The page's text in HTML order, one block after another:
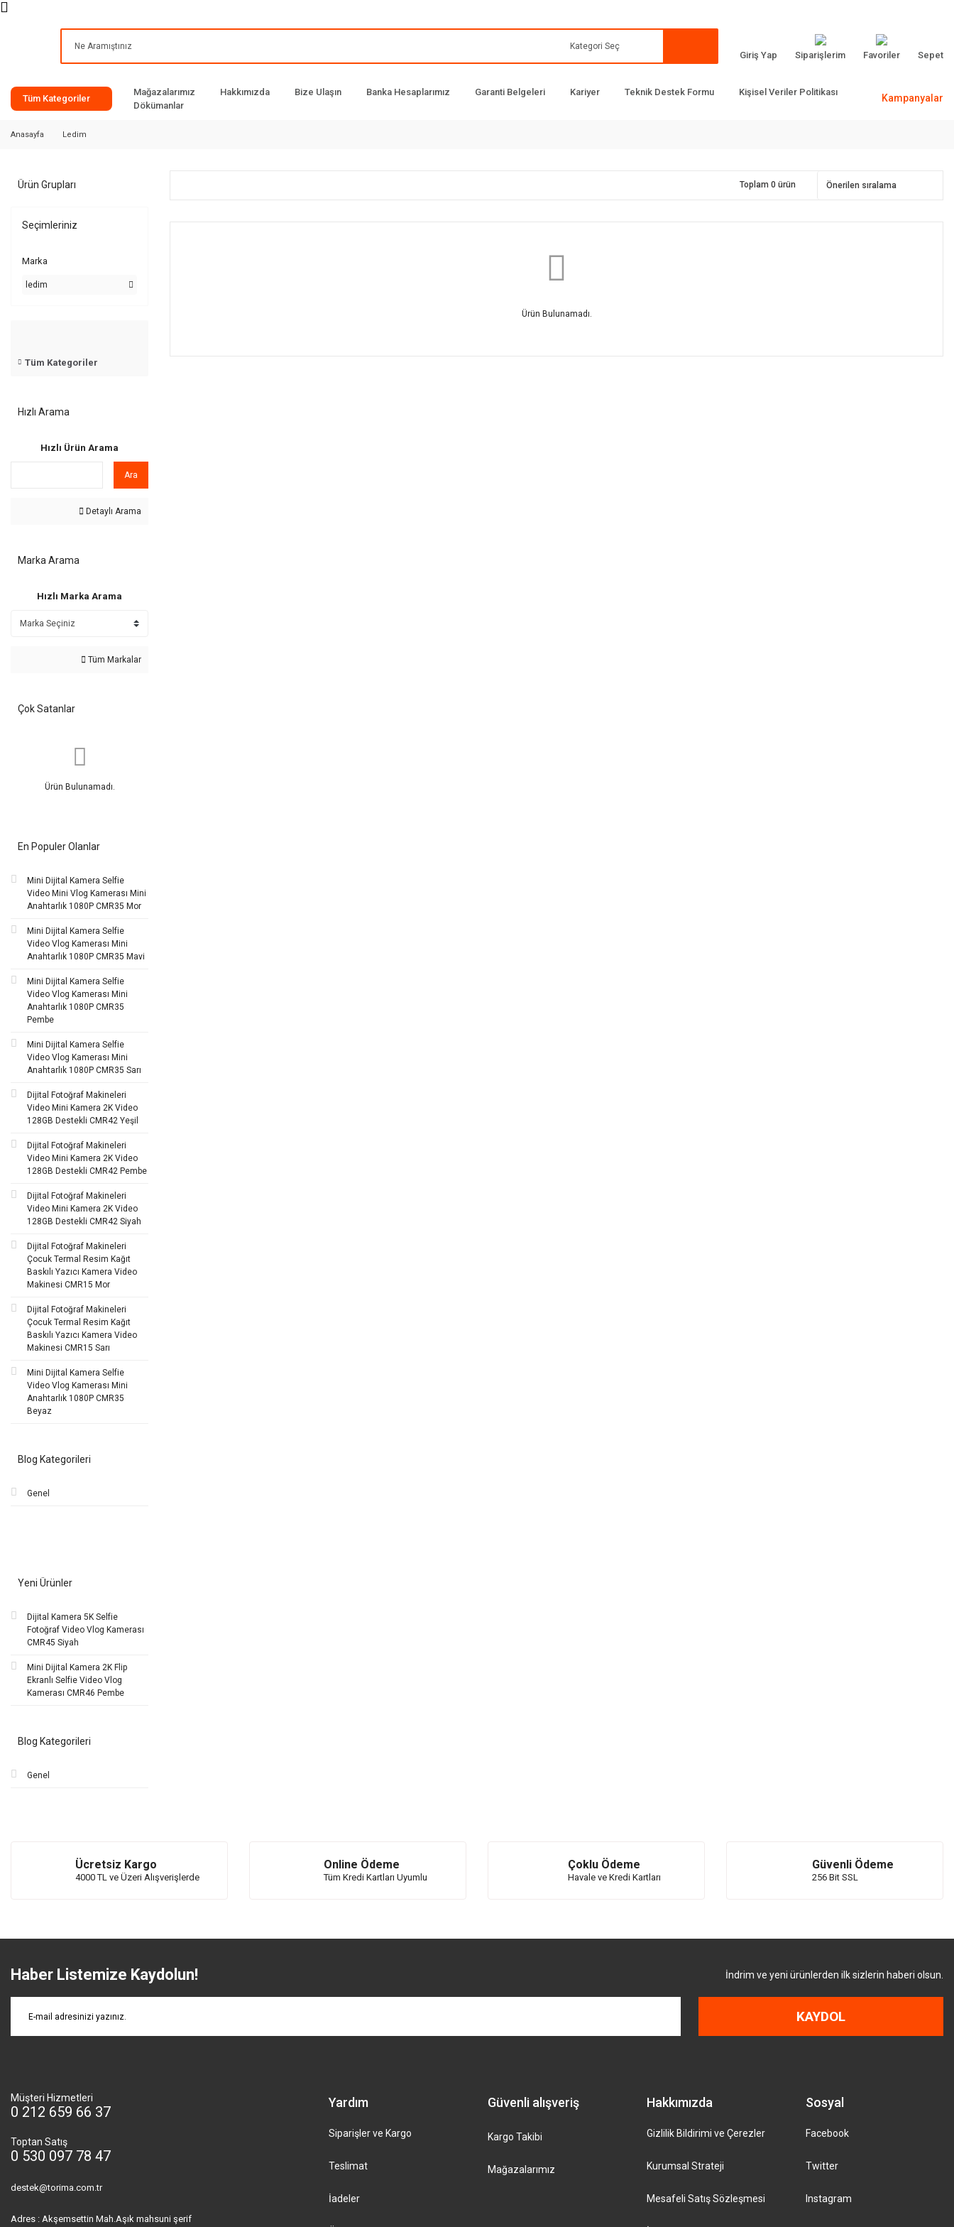
Giriş Yap Siparişlerim Favoriler Sepet
Tüm Kategoriler
Mağazalarımız Hakkımızda Bize Ulaşın Banka Hesaplarımız Garanti Belgeleri Kariyer Teknik Destek Formu
Kişisel Veriler Politikası
Dökümanlar
Kampanyalar
Anasayfa Ledim
Ürün Grupları
Seçimleriniz
Marka
ledim
Tüm Kategoriler
Hızlı Arama
Hızlı Ürün Arama
Ara
Detaylı Arama
Marka Arama
Hızlı Marka Arama
Tüm Markalar
Çok Satanlar
Ürün Bulunamadı.
En Populer Olanlar
Mini Dijital Kamera Selfie
Video Mini Vlog Kamerası Mini
Anahtarlık 1080P CMR35 Mor
Mini Dijital Kamera Selfie
Video Vlog Kamerası Mini
Anahtarlık 1080P CMR35 Mavi
Mini Dijital Kamera Selfie
Video Vlog Kamerası Mini
Anahtarlık 1080P CMR35
Pembe
Mini Dijital Kamera Selfie
Video Vlog Kamerası Mini
Anahtarlık 1080P CMR35 Sarı
Dijital Fotoğraf Makineleri
Video Mini Kamera 2K Video
128GB Destekli CMR42 Yeşil
Dijital Fotoğraf Makineleri
Video Mini Kamera 2K Video
128GB Destekli CMR42 Pembe
Dijital Fotoğraf Makineleri
Video Mini Kamera 2K Video
128GB Destekli CMR42 Siyah
Dijital Fotoğraf Makineleri
Çocuk Termal Resim Kağıt
Baskılı Yazıcı Kamera Video
Makinesi CMR15 Mor
Dijital Fotoğraf Makineleri
Çocuk Termal Resim Kağıt
Baskılı Yazıcı Kamera Video
Makinesi CMR15 Sarı
Mini Dijital Kamera Selfie
Video Vlog Kamerası Mini
Anahtarlık 1080P CMR35
Beyaz
Blog Kategorileri
Genel
Yeni Ürünler
Dijital Kamera 5K Selfie
Fotoğraf Video Vlog Kamerası
CMR45 Siyah
Mini Dijital Kamera 2K Flip
Ekranlı Selfie Video Vlog
Kamerası CMR46 Pembe
Blog Kategorileri
Genel
Toplam 0 ürün
Ürün Bulunamadı.
Ücretsiz Kargo
4000 TL ve Üzeri Alışverişlerde
Online Ödeme
Tüm Kredi Kartları Uyumlu
Çoklu Ödeme
Havale ve Kredi Kartları
Güvenli Ödeme
256 Bit SSL
Haber Listemize Kaydolun! İndrim ve yeni ürünlerden ilk sizlerin haberi olsun.
KAYDOL
Müşteri Hizmetleri
0 212 659 66 37
Toptan Satış
0 530 097 78 47
destek@torima.com.tr
Adres : Akşemsettin Mah.Aşık mahsuni şerif
Yardım
Siparişler ve Kargo
Teslimat
İadeler
Güvenli alışveriş
Kargo Takibi
Mağazalarımız
Hakkımızda
Gizlilik Bildirimi ve Çerezler
Kurumsal Strateji
Mesafeli Satış Sözleşmesi
Sosyal
Facebook
Twitter
Instagram